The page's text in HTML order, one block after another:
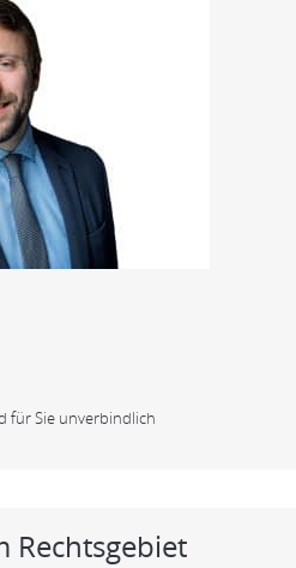
für Sie unverbindlich
Rechtsgebiet